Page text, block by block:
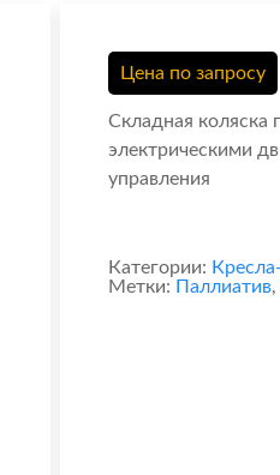
Цена по запросу
Складная коляска
электрическими
управления
Категории:
Метки: Паллиатив,